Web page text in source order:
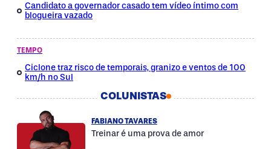
Candidato a governador casado tem vídeo íntimo com
blogueira vazado
TEMPO
Ciclone traz risco de temporais, granizo e ventos de 100
km/h no Sul
COLUNISTAS
FABIANO TAVARES
Treinar é uma prova de amor